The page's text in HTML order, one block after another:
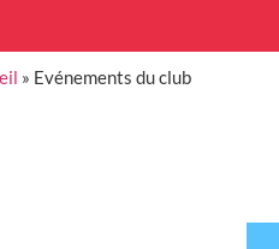
» Evénements du club